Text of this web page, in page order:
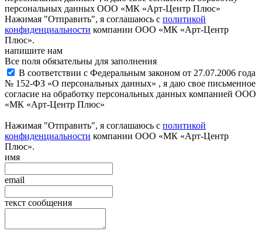
персональных данных ООО «МК «Арт-Центр Плюс»
Нажимая "Отправить", я соглашаюсь с политикой
конфиденциальности компании ООО «МК «Арт-Центр
Плюс».
напишите нам
Все поля обязательны для заполнения
В соответствии с Федеральным законом от 27.07.2006 года
№ 152-ФЗ «О персональных данных» , я даю свое письменное
согласие на обработку персональных данных компанией ООО
«МК «Арт-Центр Плюс»
Нажимая "Отправить", я соглашаюсь с политикой
конфиденциальности компании ООО «МК «Арт-Центр
Плюс».
имя
email
текст сообщения